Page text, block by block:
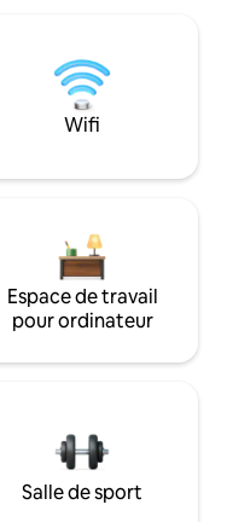
Wifi
Espace de travail
pour ordinateur
Salle de sport